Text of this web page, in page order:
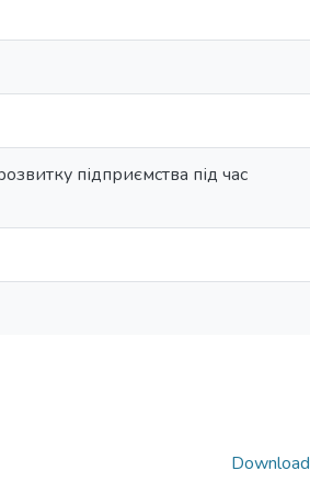
підприємства під час
Download